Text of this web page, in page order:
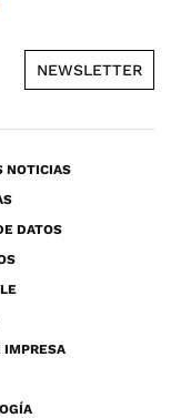
NEWSLETTER
NOTICIAS
DATOS
IMPRESA